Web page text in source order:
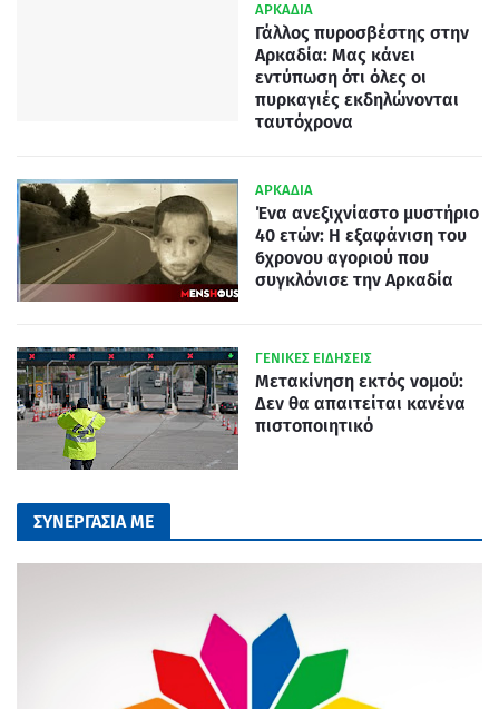
ΑΡΚΑΔΙΑ
Γάλλος πυροσβέστης στην
Αρκαδία: Μας κάνει
εντύπωση ότι όλες οι
πυρκαγιές εκδηλώνονται
ταυτόχρονα
ΑΡΚΑΔΙΑ
Ένα ανεξιχνίαστο μυστήριο
40 ετών: Η εξαφάνιση του
6χρονου αγοριού που
συγκλόνισε την Αρκαδία
ΓΕΝΙΚΕΣ ΕΙΔΗΣΕΙΣ
Μετακίνηση εκτός νομού:
Δεν θα απαιτείται κανένα
πιστοποιητικό
ΣΥΝΕΡΓΑΣΙΑ ΜΕ